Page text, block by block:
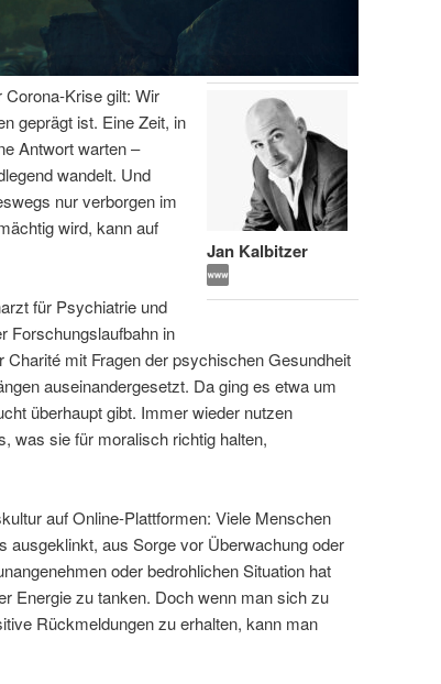
Jan Kalbitzer
Krise gilt: Wir
geprägt ist. Eine Zeit, in
Antwort warten –
wandelt. Und
nur verborgen im
wird, kann auf
für Psychiatrie und
Forschungslaufbahn in
Charité mit Fragen der psychischen Gesundheit
auseinandergesetzt. Da ging es etwa um
überhaupt gibt. Immer wieder nutzen
was sie für moralisch richtig halten,
auf Online-Plattformen: Viele Menschen
ausgeklinkt, aus Sorge vor Überwachung oder
oder bedrohlichen Situation hat
Energie zu tanken. Doch wenn man sich zu
Rückmeldungen zu erhalten, kann man